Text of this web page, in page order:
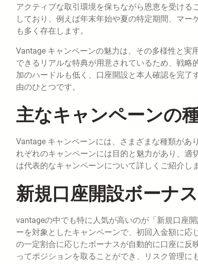
アクティブな取引環境を保ちながら恩恵を受け
しており、例えば年末年始や夏の特定期間、マ
も多く存在します。
Vantage キャンペーンの魅力は、その多様性と実
できるリアルな特典が用意されているため、戦
加のハードルも低く、口座開設と本人確認を完
由のひとつです。
主なキャンペーンの
Vantage キャンペーンには、さまざまな種類があ
れぞれのキャンペーンには目的と魅力があり、
は代表的なキャンペーンについて詳しくご紹介しま
新規口座開設ボーナス
vantageの中でも特に人気が高いのが「新規口座
ーを対象としたキャンペーンで、初回入金額に
の一定割合に応じたボーナスが自動的に口座に
ってポジションを取ることができ、リスク管理に